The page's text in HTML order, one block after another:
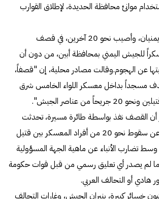
موانئ محافظة الحديدة، لإطلاق القوارب
ميدانياً، قتل جنديان يمنيان، وأصيب نحو 20 آخرين، في قصف
للجيش اليمني بمحافظة أبين، من دون أن
عن الهجوم.وقالت مصادر محلية، إن "قصفاً،
مسجداً بداخل معسكر اللواء الخامس شرق
من عناصر الجيش".
القصف نفذ بواسطة طائرة مسيرة، تحدثت
مواقع إخبارية يمنية عن سقوط نحو 20 من أفراد المعسكر بين قتيل
تضارب الأنباء عن ماهية الجهة المسؤولية
لم يصدر أي تعليق رسمي من قبل قوات حكومة
هادي أو التحالف العربي.
خسائر كبيرة، بنيران الجيش، وغارات التحالف